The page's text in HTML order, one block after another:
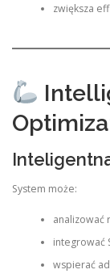
zwiększa
System może:
analizować
integrować
wspierać